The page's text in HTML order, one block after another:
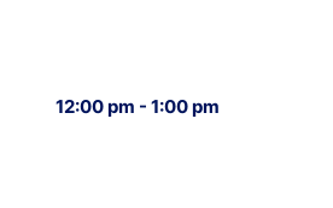
12:00 pm - 1:00 pm